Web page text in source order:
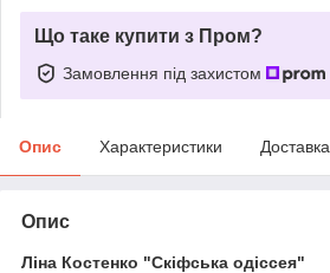
Що таке купити з Пром?
Замовлення під захистом
Опис Характеристики Доставка
Опис
Ліна Костенко "Скіфська одіссея"